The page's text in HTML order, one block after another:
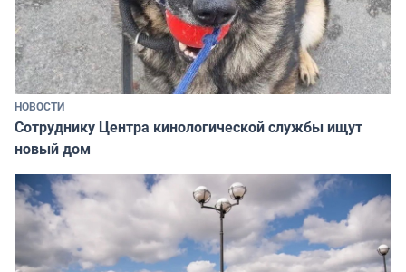
НОВОСТИ
Сотруднику Центра кинологической службы ищут
новый дом